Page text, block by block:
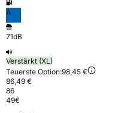
A
71dB
Verstärkt (XL)
Teuerste Option:98,45 €
86,49 €
86
49€